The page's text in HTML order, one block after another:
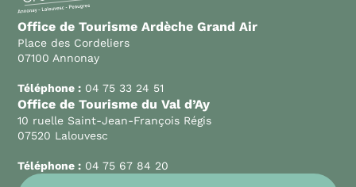
Office de Tourisme Ardèche Grand Air
Place des Cordeliers
07100 Annonay
Téléphone : 04 75 33 24 51
Office de Tourisme du Val d’Ay
10 ruelle Saint-Jean-François Régis
07520 Lalouvesc
Téléphone : 04 75 67 84 20